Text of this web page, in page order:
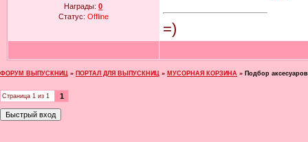
Награды:0
Статус: Offline
=)
ФОРУМ ВЫПУСКНИЦ » ПОРТАЛ ДЛЯ ВЫПУСКНИЦ » МУСОРНАЯ КОРЗИНА » Подбор
Страница 1 из 1 1